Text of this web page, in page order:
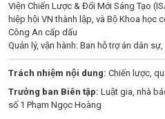
Viện Chiến Lược & Đổi Mới Sáng Tạo
hiệp hội VN thành lập, và Bộ Khoa học
Công An cấp dấu
Quản lý, vận hành: Ban hỗ trợ án dân
Trách nhiệm nội dung: Chiến lược,
Trưởng ban Biên tập: Luật gia, nhà
số 1 Phạm Ngọc Hoàng